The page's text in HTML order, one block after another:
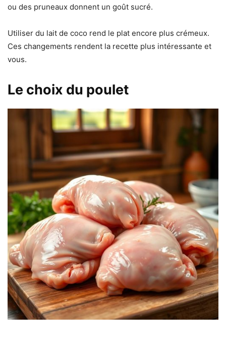
ou des pruneaux donnent un goût sucré.
Utiliser du lait de coco rend le plat encore plus crémeux.
Ces changements rendent la recette plus intéressante et
vous.
Le choix du poulet